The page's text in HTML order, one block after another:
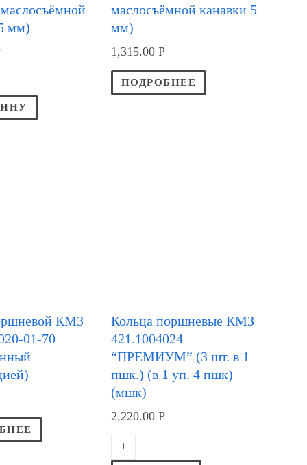
мм)
маслосъёмной канавки 5
мм)
1,315.00 Р
ПОДРОБНЕЕ
КМЗ
01-70
Кольца поршневые КМЗ
421.1004024
“ПРЕМИУМ” (3 шт. в 1
пшк.) (в 1 уп. 4 пшк)
(мшк)
2,220.00 Р